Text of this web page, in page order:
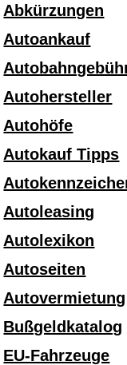
Abkürzungen
Autoankauf
Autohersteller
Autohöfe
Autokauf Tipps
Autoleasing
Autolexikon
Autoseiten
Autovermietung
Bußgeldkatalog
EU-Fahrzeuge